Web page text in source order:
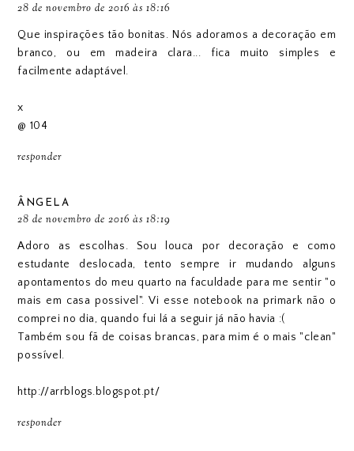
28 de novembro de 2016 às 18:16
Que inspirações tão bonitas. Nós adoramos a decoração em
branco, ou em madeira clara... fica muito simples e
facilmente adaptável.
x
@ 104
responder
ÂNGELA
28 de novembro de 2016 às 18:19
Adoro as escolhas. Sou louca por decoração e como
estudante deslocada, tento sempre ir mudando alguns
apontamentos do meu quarto na faculdade para me sentir "o
mais em casa possivel". Vi esse notebook na primark não o
comprei no dia, quando fui lá a seguir já não havia :(
Também sou fã de coisas brancas, para mim é o mais "clean"
possível.
http://arrblogs.blogspot.pt/
responder